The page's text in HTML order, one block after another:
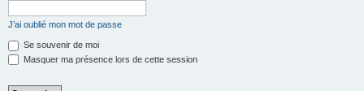
J’ai oublié mon mot de passe
Se souvenir de moi
Masquer ma présence lors de cette session